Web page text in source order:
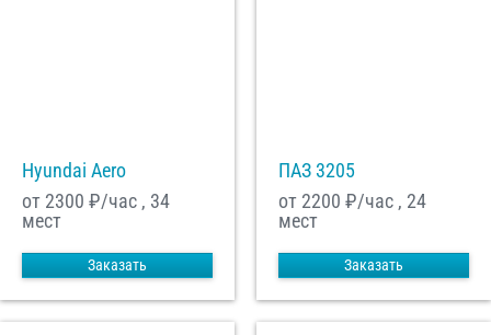
Hyundai Aero
от 2300 ₽/час , 34
мест
Заказать
ПАЗ 3205
от 2200 ₽/час , 24
мест
Заказать